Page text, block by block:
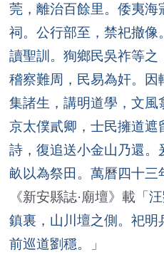
莞，離治百餘里。倭夷
祠。公行部至，禁祀撤像
讀聖訓。狥鄉民吳祚等之
稽察難周，民易為奸。因
集諸生，講明道學，文
京太僕貳卿，士民擁道遮
詩，復追送小金山乃還
畝以為祭田。萬曆四十三
《新安縣誌·廟壇》載「
鎮裏，山川壇之側。祀明
前巡道劉穩。
」